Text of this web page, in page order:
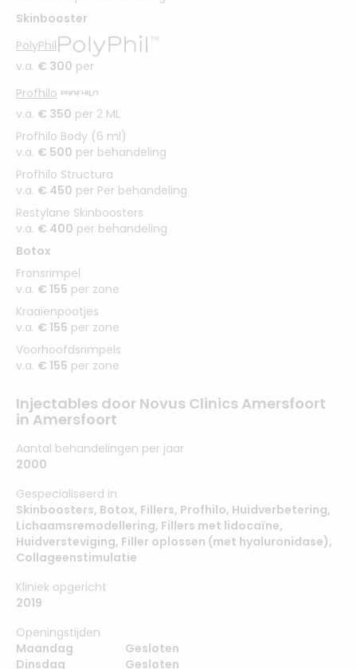
Skinbooster
PolyPhil
v.a. € 300 per
Profhilo
v.a. € 350 per 2 ML
Profhilo Body (6 ml)
v.a. € 500 per behandeling
Profhilo Structura
v.a. € 450 per Per behandeling
Restylane Skinboosters
v.a. € 400 per behandeling
Botox
Fronsrimpel
v.a. € 155 per zone
Kraaienpootjes
v.a. € 155 per zone
Voorhoofdsrimpels
v.a. € 155 per zone
Injectables door Novus Clinics Amersfoort
in Amersfoort
Aantal behandelingen per jaar
2000
Gespecialiseerd in
Skinboosters, Botox, Fillers, Profhilo, Huidverbetering,
Lichaamsremodellering, Fillers met lidocaïne,
Huidversteviging, Filler oplossen (met hyaluronidase),
Collageenstimulatie
Kliniek opgericht
2019
Openingstijden
Maandag
Gesloten
Dinsdag
Gesloten